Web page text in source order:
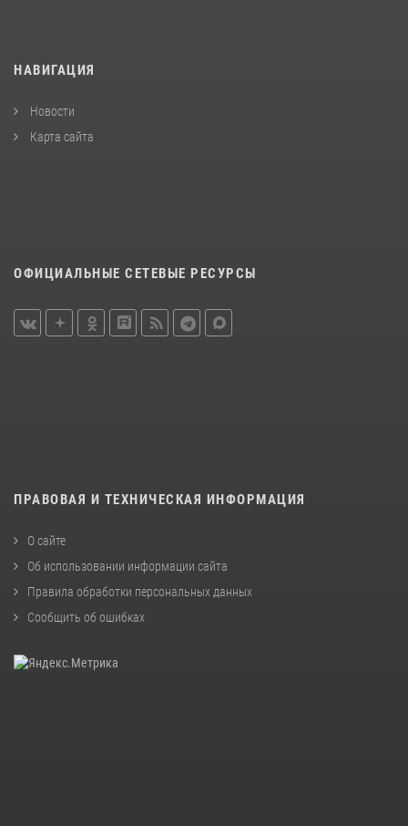
НАВИГАЦИЯ
Новости
Карта сайта
ОФИЦИАЛЬНЫЕ СЕТЕВЫЕ РЕСУРСЫ
ПРАВОВАЯ И ТЕХНИЧЕСКАЯ ИНФОРМАЦИЯ
О сайте
Об использовании информации сайта
Правила обработки персональных данных
Сообщить об ошибках